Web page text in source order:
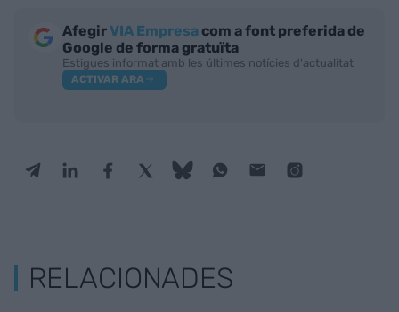
AfegirVIA Empresa com a font preferida de
Google de forma gratuïta
Estigues informat amb les últimes notícies d'actualitat
ACTIVAR ARA
RELACIONADES